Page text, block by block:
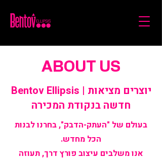
ABOUT US
Bentov Ellipsis | יוצרים מציאות
חדשה בנקודת המכירה
בעולם של "העתק-הדבק", בחרנו לבנות
הכל מחדש.
אנו משלבים עיצוב פורץ דרך, תעוזה